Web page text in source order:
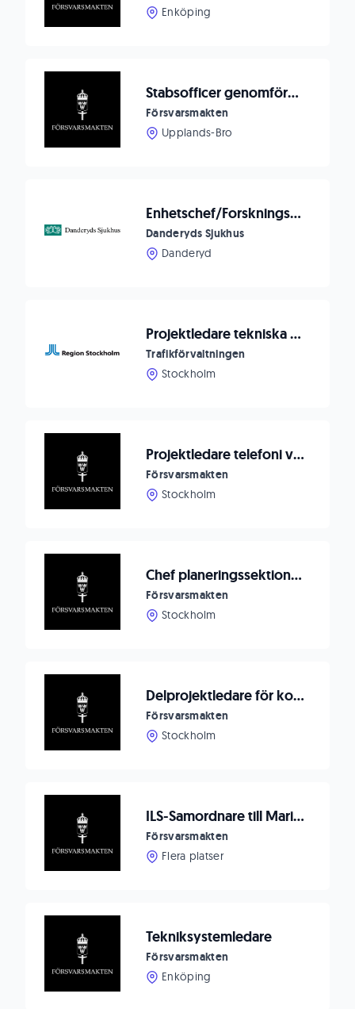
Enköping
Stabsofficer genomförare till Swedint
Försvarsmakten
Upplands-Bro
Enhetschef/Forskningskoordinator till Hjärt-kärllaboratoriet, DS
Danderyds Sjukhus
Danderyd
Projektledare tekniska system till tunnelbanan
Trafikförvaltningen
Stockholm
Projektledare telefoni vid FMLOG stab
Försvarsmakten
Stockholm
Chef planeringssektionen – forma framtidens försvarsinfrastruktur!
Försvarsmakten
Stockholm
Delprojektledare för kontorsflytt (visstidsanställning)
Försvarsmakten
Stockholm
ILS-Samordnare till Marinstaben Muskö / Karlskrona
Försvarsmakten
Flera platser
Tekniksystemledare
Försvarsmakten
Enköping